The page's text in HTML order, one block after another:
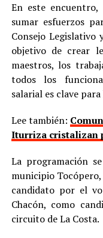
En este
sumar esfuerzos
Consejo Legislativo
objetivo de crear
maestros, los
todos los
salarial es clave
Lee también:
Iturriza cristalizan
La programación
municipio
candidato por el
Chacón, como
circuito de La Costa.